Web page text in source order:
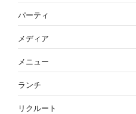
パーティ
メディア
メニュー
ランチ
リクルート